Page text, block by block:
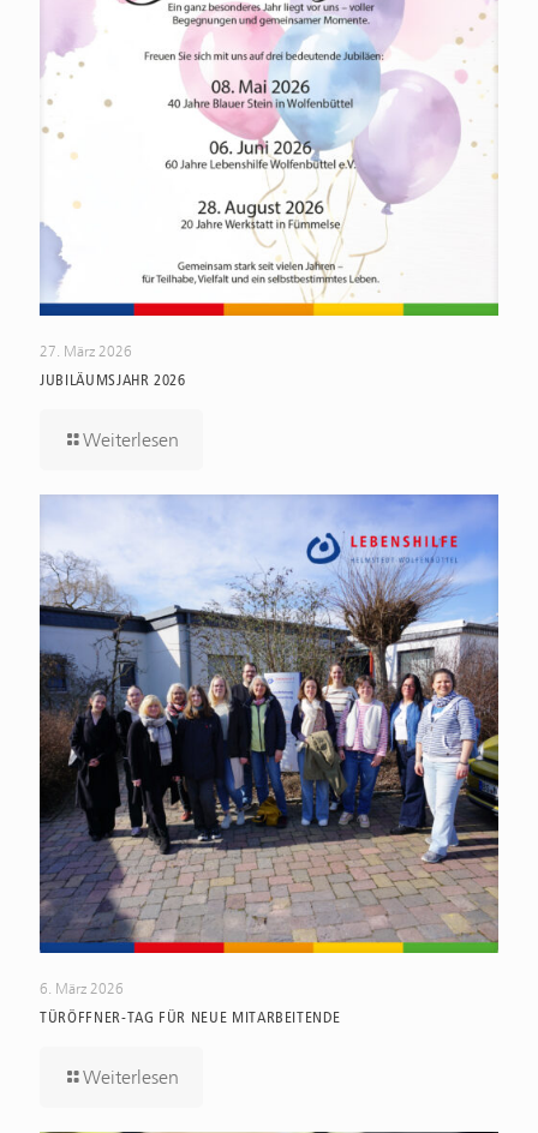
27. März 2026
JUBILÄUMSJAHR 2026
Weiterlesen
6. März 2026
TÜRÖFFNER-TAG FÜR NEUE MITARBEITENDE
Weiterlesen